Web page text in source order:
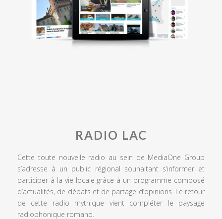
RADIO LAC
Cette toute nouvelle radio au sein de MediaOne Group
s’adresse à un public régional souhaitant s’informer et
participer à la vie locale grâce à un programme composé
d’actualités, de débats et de partage d’opinions. Le retour
de cette radio mythique vient compléter le paysage
radiophonique romand.